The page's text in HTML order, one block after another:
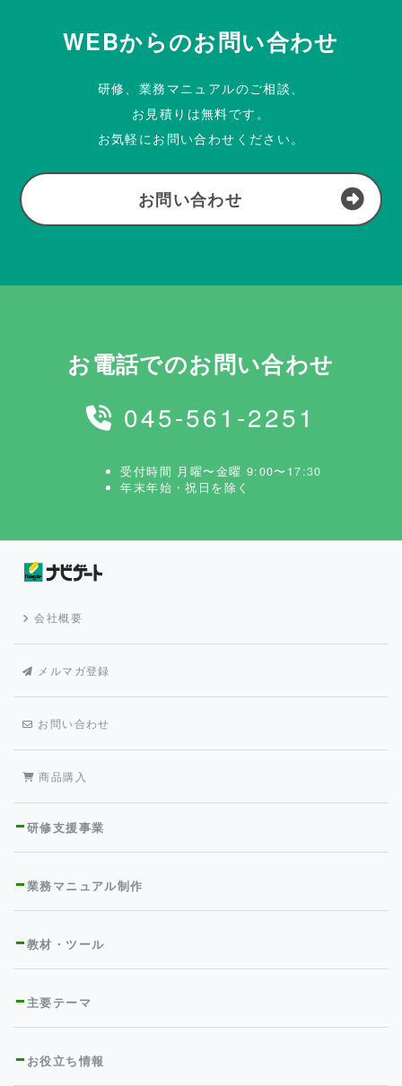
WEBからのお問い合わせ
研修、業務マニュアルのご相談、
お見積りは無料です。
お気軽にお問い合わせください。
お問い合わせ
お電話でのお問い合わせ
045-561-2251
受付時間 月曜〜金曜 9:00〜17:30
年末年始・祝日を除く
会社概要
メルマガ登録
お問い合わせ
商品購入
研修支援事業
業務マニュアル制作
教材・ツール
主要テーマ
お役立ち情報